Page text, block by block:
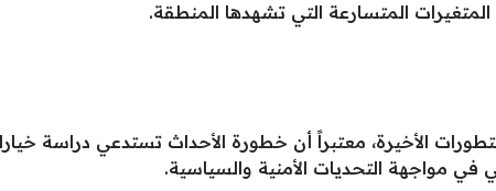
المتسارعة التي تشهدها المنطقة.
الأخيرة، معتبراً أن خطورة الأحداث تستدعي دراسة
مواجهة التحديات الأمنية والسياسية.